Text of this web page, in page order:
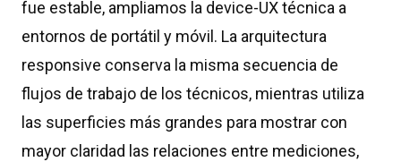
fue estable, ampliamos la device-UX técnica a
entornos de portátil y móvil. La arquitectura
responsive conserva la misma secuencia de
flujos de trabajo de los técnicos, mientras utiliza
las superficies más grandes para mostrar con
mayor claridad las relaciones entre mediciones,